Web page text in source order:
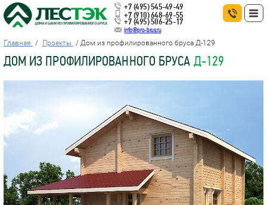
+7 (495) 545-49-49
+7 (910) 648-69-55
+7 (495) 506-25-17
info@pro-brus.ru
Главная Проекты Дом из профилированного бруса Д-129
ДОМ ИЗ ПРОФИЛИРОВАННОГО БРУСА Д-129